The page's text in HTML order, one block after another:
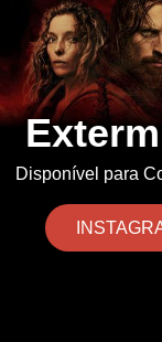
Disponível para